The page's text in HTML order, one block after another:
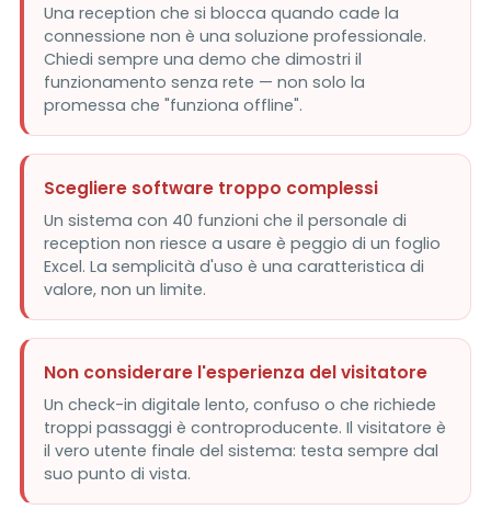
Una reception che si blocca quando cade la
connessione non è una soluzione professionale.
Chiedi sempre una demo che dimostri il
funzionamento senza rete — non solo la
promessa che "funziona offline".
Scegliere software troppo complessi
Un sistema con 40 funzioni che il personale di
reception non riesce a usare è peggio di un foglio
Excel. La semplicità d'uso è una caratteristica di
valore, non un limite.
Non considerare l'esperienza del visitatore
Un check-in digitale lento, confuso o che richiede
troppi passaggi è controproducente. Il visitatore è
il vero utente finale del sistema: testa sempre dal
suo punto di vista.